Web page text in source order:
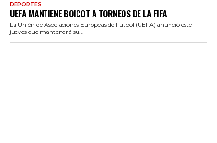
DEPORTES
UEFA MANTIENE BOICOT A TORNEOS DE LA FIFA
La Unión de Asociaciones Europeas de Futbol (UEFA) anunció este
jueves que mantendrá su...